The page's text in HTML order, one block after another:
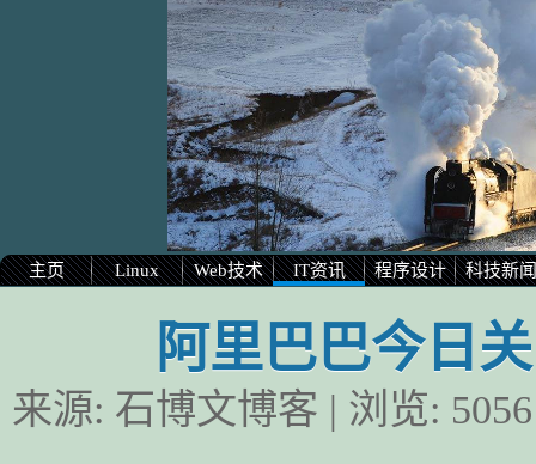
主页 Linux Web技术 IT资讯 程序设计 科技新闻
阿里巴巴今日
来源: 石博文博客 | 浏览: 5056